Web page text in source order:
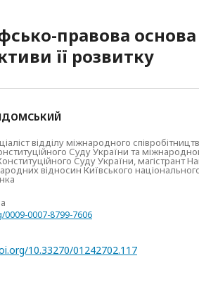
правова
її розвитку
відділу міжнародного
Суду України та
Суду України, магістрант
відносин Київського
0007-8799-7606
10.33270/01242702.117